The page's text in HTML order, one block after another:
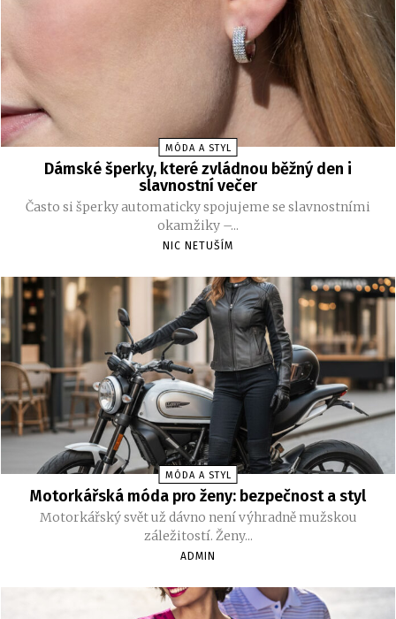
MÓDA A STYL
Dámské šperky, které zvládnou běžný den i
slavnostní večer
Často si šperky automaticky spojujeme se slavnostními
okamžiky –...
NIC NETUŠÍM
MÓDA A STYL
Motorkářská móda pro ženy: bezpečnost a styl
Motorkářský svět už dávno není výhradně mužskou
záležitostí. Ženy...
ADMIN